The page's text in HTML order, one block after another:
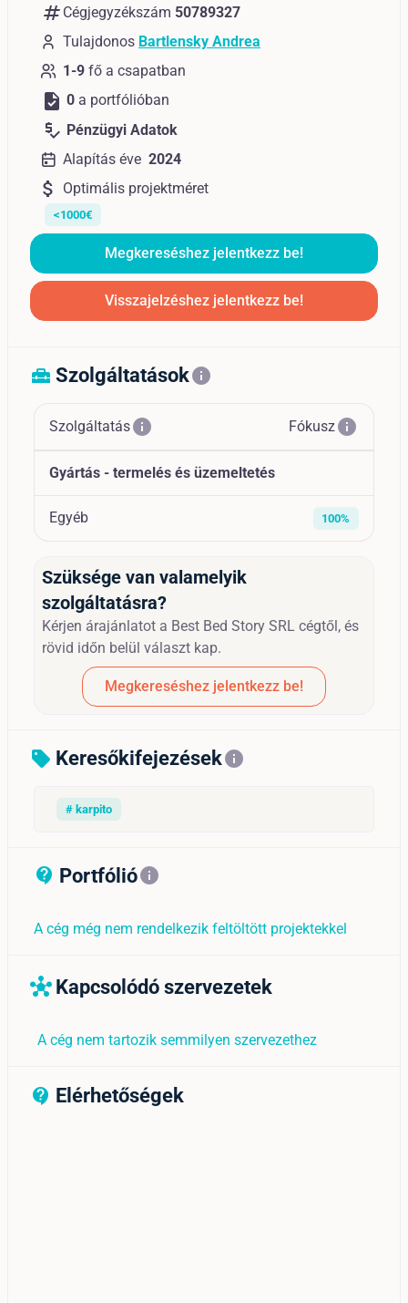
numbers Cégjegyzékszám 50789327
Tulajdonos Bartlensky Andrea
1-9 fő a csapatban
task 0 a portfólióban
price_check Pénzügyi Adatok
Alapítás éve 2024
attach_money Optimális projektméret
<1000€
Megkereséshez jelentkezz be!
Visszajelzéshez jelentkezz be!
home_repair_service Szolgáltatásokinfo
Szolgáltatásinfo Fókuszinfo
Gyártás - termelés és üzemeltetés
Egyéb 100%
Szüksége van valamelyik
szolgáltatásra?
Kérjen árajánlatot a Best Bed Story SRL cégtől, és
rövid időn belül választ kap.
Megkereséshez jelentkezz be!
sell Keresőkifejezésekinfo
# karpito
contact_support_outline
Portfólióinfo
A cég még nem rendelkezik feltöltött projektekkel
hub Kapcsolódó szervezetek
A cég nem tartozik semmilyen szervezethez
contact_support_outline
Elérhetőségek